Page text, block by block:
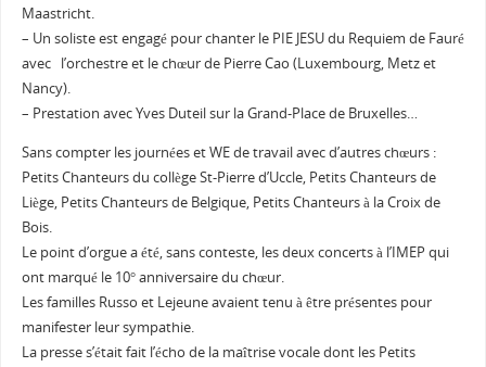
Maastricht.
– Un soliste est engagé pour chanter le PIE JESU du Requiem de Fauré
avec l’orchestre et le chœur de Pierre Cao (Luxembourg, Metz et
Nancy).
– Prestation avec Yves Duteil sur la Grand-Place de Bruxelles…
Sans compter les journées et WE de travail avec d’autres chœurs :
Petits Chanteurs du collège St-Pierre d’Uccle, Petits Chanteurs de
Liège, Petits Chanteurs de Belgique, Petits Chanteurs à la Croix de
Bois.
Le point d’orgue a été, sans conteste, les deux concerts à l’IMEP qui
ont marqué le 10° anniversaire du chœur.
Les familles Russo et Lejeune avaient tenu à être présentes pour
manifester leur sympathie.
La presse s’était fait l’écho de la maîtrise vocale dont les Petits